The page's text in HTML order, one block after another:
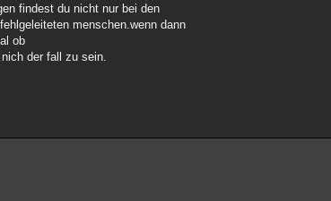
findest du nicht nur bei den
menschen.wenn dann
ob
der fall zu sein.